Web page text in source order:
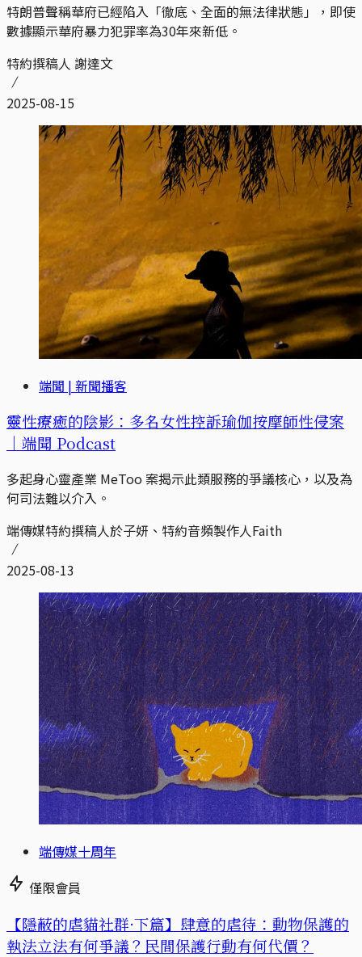
特朗普聲稱華府已經陷入「徹底、全面的無法律狀態」，即使
數據顯示華府暴力犯罪率為30年來新低。
特約撰稿人 謝達文
2025-08-15
端聞 | 新聞播客
靈性療癒的陰影：多名女性控訴瑜伽按摩師性侵案
｜端聞 Podcast
多起身心靈產業 MeToo 案揭示此類服務的爭議核心，以及為
何司法難以介入。
端傳媒特約撰稿人於子妍、特約音頻製作人Faith
2025-08-13
端傳媒十周年
僅限會員
【隱蔽的虐貓社群·下篇】肆意的虐待：動物保護的
執法立法有何爭議？民間保護行動有何代價？